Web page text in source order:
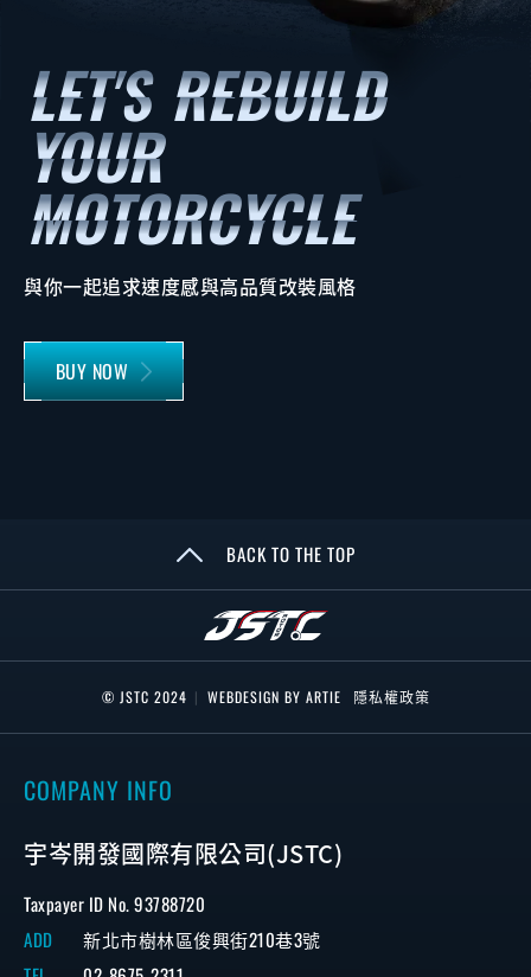
與你一起追求速度感與高品質改裝風格
BUY NOW
BACK TO THE TOP
© JSTC 2024 | WEBDESIGN BY ARTIE 隱私權政策
COMPANY INFO
宇岑開發國際有限公司(JSTC)
Taxpayer ID No. 93788720
ADD
新北市樹林區俊興街210巷3號